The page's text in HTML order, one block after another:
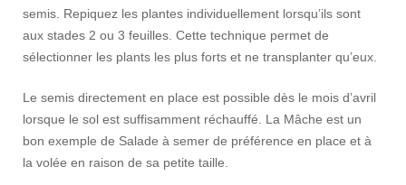
semis. Repiquez les plantes individuellement lorsqu’ils sont
aux stades 2 ou 3 feuilles. Cette technique permet de
sélectionner les plants les plus forts et ne transplanter qu’eux.
Le semis directement en place est possible dès le mois d’avril
lorsque le sol est suffisamment réchauffé. La Mâche est un
bon exemple de Salade à semer de préférence en place et à
la volée en raison de sa petite taille.